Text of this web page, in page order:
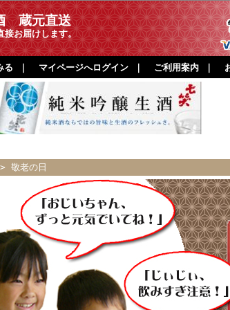
蔵元直送
接お届けします。
る マイページへログイン｜ ご利用案内｜
> 敬老の日